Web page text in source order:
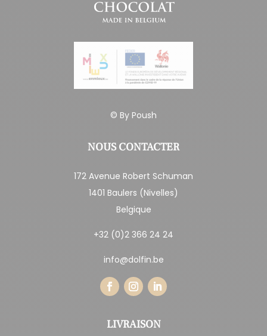
© By Poush
NOUS CONTACTER
172 Avenue Robert Schuman
1401 Baulers (Nivelles)
Belgique
+32 (0)2 366 24 24
info@dolfin.be
LIVRAISON